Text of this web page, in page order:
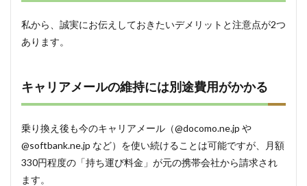
私から、誠実にお伝えしておきたいデメリットと注意点が2つ
あります。
キャリアメールの維持には別途費用がかかる
乗り換え後も今のキャリアメール（@docomo.ne.jp や
@softbank.ne.jp など）を使い続けることは可能ですが、月額
330円程度の「持ち運び料金」が元の携帯会社から請求され
ます。